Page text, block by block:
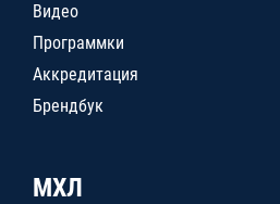
Видео
Программки
Аккредитация
Брендбук
МХЛ